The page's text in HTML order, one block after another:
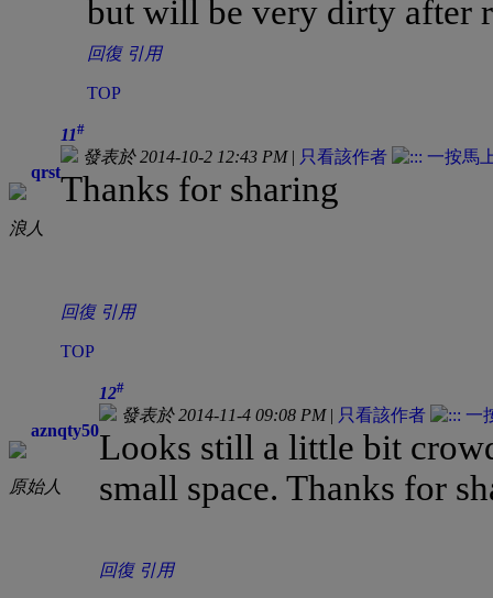
but will be very dirty after
回復 引用
TOP
qrst
浪人
11#
發表於 2014-10-2 12:43 PM| 只看該作者
Thanks for sharing
回復 引用
TOP
aznqty50
原始人
12#
發表於 2014-11-4 09:08 PM| 只看該作者
Looks still a little bit
small space. Thanks for
回復 引用